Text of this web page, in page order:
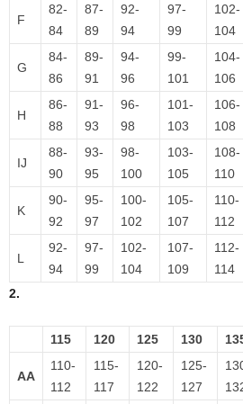
F
82-
84
87-
89
92-
94
97-
99
102-
104
G
84-
86
89-
91
94-
96
99-
101
104-
106
H
86-
88
91-
93
96-
98
101-
103
106-
108
IJ
88-
90
93-
95
98-
100
103-
105
108-
110
K
90-
92
95-
97
100-
102
105-
107
110-
112
L
92-
94
97-
99
102-
104
107-
109
112-
114
2.
115 120 125 130
AA
110-
112
115-
117
120-
122
125-
127